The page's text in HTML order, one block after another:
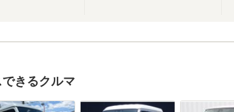
きるクルマ